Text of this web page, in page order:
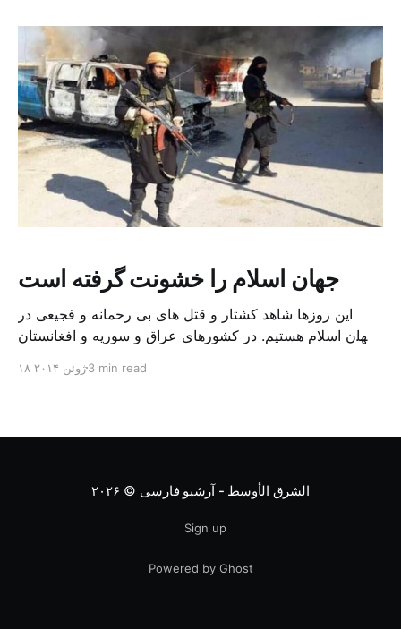
جهان اسلام را خشونت گرفته است
این روزها شاهد کشتار و قتل های بی رحمانه و فجیعی در
جهان اسلام هستیم. در کشورهای عراق و سوریه و افغانستان
تاسف و نگرانی دارد. به شخصه نظر بدبینانه ای به تاریخ ندارم
۱۸ ژوئن ۲۰۱۴3 min read
الشرق الأوسط - آرشیو فارسی © ۲۰۲۶
Sign up
Powered by Ghost